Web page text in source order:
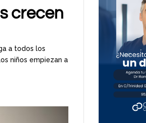
crecen
a todos los
niños empiezan a